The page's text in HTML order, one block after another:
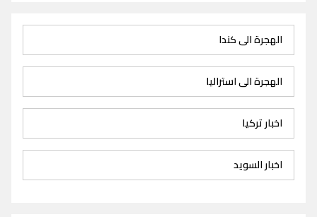
الهجرة الى كندا
الهجرة الى استراليا
اخبار تركيا
اخبار السويد